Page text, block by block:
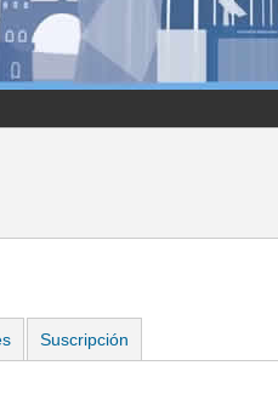
Suscripción